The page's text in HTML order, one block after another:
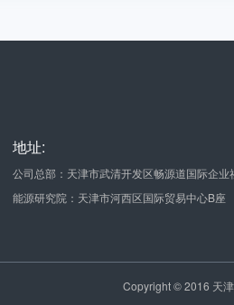
地址:
公司总部：天津市武清开发区畅源道国际企业
能源研究院：天津市河西区国际贸易中心B座
Copyright © 2016 天